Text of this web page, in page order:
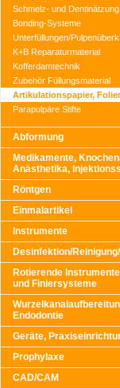
Schmelz- und Dentinätzung
Bonding-Systeme
Unterfüllungen/
K+B Reparaturmaterial
Kofferdamtechnik
Zubehör Füllungsmaterial
Artikulationspapier,
Parapulpäre Stifte
Abformung
Medikamente,
Anästhetika,
Röntgen
Einmalartikel
Instrumente
Desinfektion/
Rotierende
und Finiersysteme
Endodontie
Geräte,
Prophylaxe
CAD/CAM